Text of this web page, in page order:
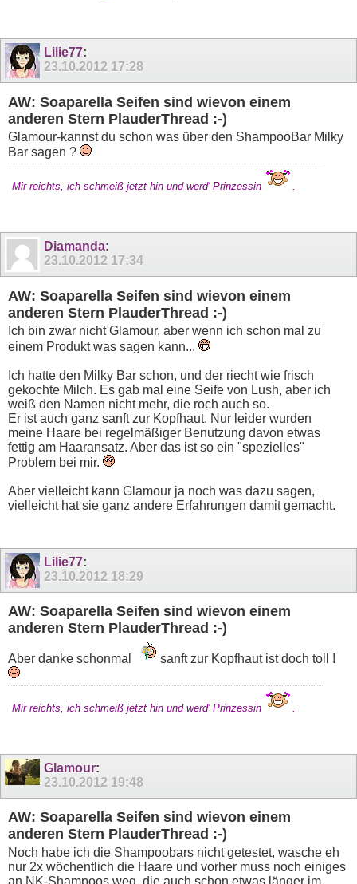
Lilie77:
23.10.2012 17:28
AW: Soaparella Seifen sind wievon einem
anderen Stern PlauderThread :-)
Glamour-kannst du schon was über den ShampooBar Milky
Bar sagen ?
Mir reichts, ich schmeiß jetzt hin und werd' Prinzessin .
Diamanda:
23.10.2012 17:34
AW: Soaparella Seifen sind wievon einem
anderen Stern PlauderThread :-)
Ich bin zwar nicht Glamour, aber wenn ich schon mal zu
einem Produkt was sagen kann...
Ich hatte den Milky Bar schon, und der riecht wie frisch
gekochte Milch. Es gab mal eine Seife von Lush, aber ich
weiß den Namen nicht mehr, die roch auch so.
Er ist auch ganz sanft zur Kopfhaut. Nur leider wurden
meine Haare bei regelmäßiger Benutzung davon etwas
fettig am Haaransatz. Aber das ist so ein "spezielles"
Problem bei mir.
Aber vielleicht kann Glamour ja noch was dazu sagen,
vielleicht hat sie ganz andere Erfahrungen damit gemacht.
Lilie77:
23.10.2012 18:29
AW: Soaparella Seifen sind wievon einem
anderen Stern PlauderThread :-)
Aber danke schonmal sanft zur Kopfhaut ist doch toll !
Mir reichts, ich schmeiß jetzt hin und werd' Prinzessin
Glamour:
23.10.2012 19:48
AW: Soaparella Seifen sind wievon einem
anderen Stern PlauderThread :-)
Noch habe ich die Shampoobars nicht getestet, wasche eh
nur 2x wöchentlich die Haare und vorher muss noch einiges
an NK-Shampoos weg, die auch schon etwas länger im